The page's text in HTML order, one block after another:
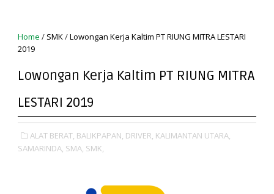
Home / SMK/Lowongan Kerja Kaltim PT RIUNG MITRA LESTARI
2019
Lowongan Kerja Kaltim PT RIUNG MITRA
LESTARI 2019
ALAT BERAT, BALIKPAPAN, DRIVER, KALIMANTAN UTARA,
SAMARINDA, SMA, SMK,